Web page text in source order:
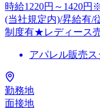
時給1220円～1420
(当社規定内)/昇給有/
制度有★レディース
アパレル販売ス
勤務地
面接地